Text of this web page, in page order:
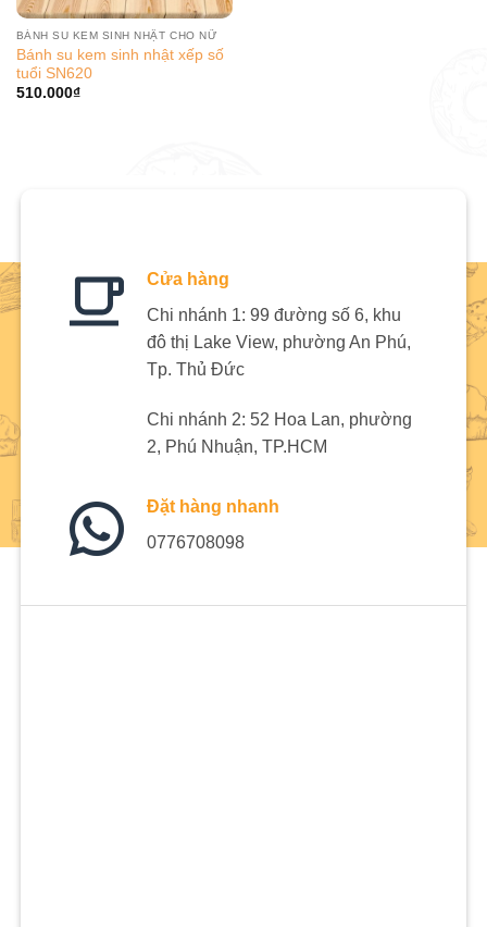
BÁNH SU KEM SINH NHẬT CHO NỮ
Bánh su kem sinh nhật xếp số
tuổi SN620
510.000₫
Cửa hàng
Chi nhánh 1: 99 đường số 6, khu
đô thị Lake View, phường An Phú,
Tp. Thủ Đức
Chi nhánh 2: 52 Hoa Lan, phường
2, Phú Nhuận, TP.HCM
Đặt hàng nhanh
0776708098